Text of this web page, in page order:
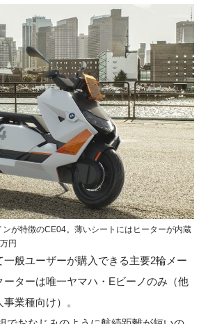
ンが特徴のCE04。薄いシートにはヒーターが内蔵
円
般ユーザーが購入できる主要2輪メー
ーターは唯一ヤマハ・Eビーノのみ（他
業種向け）。